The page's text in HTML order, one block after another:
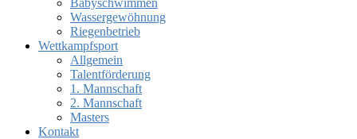
Babyschwimmen
Wassergewöhnung
Riegenbetrieb
Wettkampfsport
Allgemein
Talentförderung
1. Mannschaft
2. Mannschaft
Masters
Kontakt